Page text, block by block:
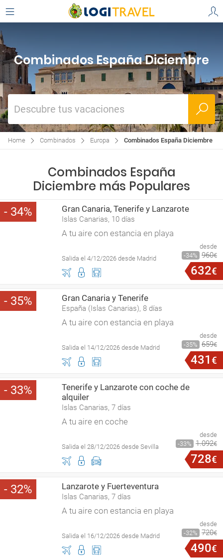
Combinados España Diciembre
Descubre tus vacaciones
Home Combinados Europa Combinados España Diciembre
Combinados España
Diciembre más Populares
34 Gran Canaria, Tenerife y Lanzarote
Islas Canarias, 10 días
A tu aire con estancia en playa
Salida el 4/12/2026 desde Madrid
desde
34
960€
632€
35 Gran Canaria y Tenerife
España (Islas Canarias), 8 días
A tu aire con estancia en playa
Salida el 14/12/2026 desde Madrid
desde
35
659€
431 €
33
Tenerife y Lanzarote con coche de
alquiler
Islas Canarias, 7 días
A tu aire en coche
Salida el 28/12/2026 desde Sevilla
desde
33
1.092€
728€
32 Lanzarote y Fuerteventura
Islas Canarias, 7 días
A tu aire con estancia en playa
Salida el 16/12/2026 desde Madrid
desde
32
720€
490€